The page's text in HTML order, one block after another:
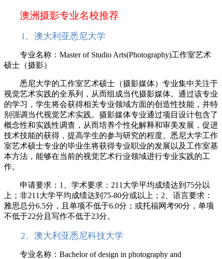
澳洲摄影专业名校推荐
1、澳大利亚悉尼大学
专业名称：Master of Studio Arts(Photography)工作室艺术
硕士（摄影）
悉尼大学的工作室艺术硕士（摄影媒体）专业集中关注于
视觉艺术实践的全系列，从而组成当代摄影媒体。通过该专业
的学习，学生将会获得相关专业领域方面的创造性技能，并特
别强调当代视觉艺术实践。摄影媒体专业通过项目设计包含了
概念性和实践性调查，从而培养个性化解释和审美发展，促进
技术技能的获得，提高学生的参与研究的程度。悉尼大学工作
室艺术硕士专业的毕业生将获得专业职业的发展以及工作室基
本方法，能够在当前的视觉艺术行业领域进行专业实践的工
作。
申请要求：1、学术要求：211大学平均成绩达到75分以
上；非211大学平均成绩达到75-80分或以上；2、语言要求：
雅思总分6.5分，且单项不低于6.0分；或托福网考90分，单项
不低于22分且写作不低于23分。
2、澳大利亚悉尼科技大学
专业名称：Bachelor of design in photography and